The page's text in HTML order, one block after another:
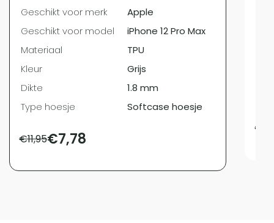
Geschikt voor merk
Apple
Geschikt voor model
iPhone 12 Pro Max
Materiaal
TPU
Kleur
Grijs
Dikte
1.8 mm
Type hoesje
Softcase hoesje
€11,95€7,78
€